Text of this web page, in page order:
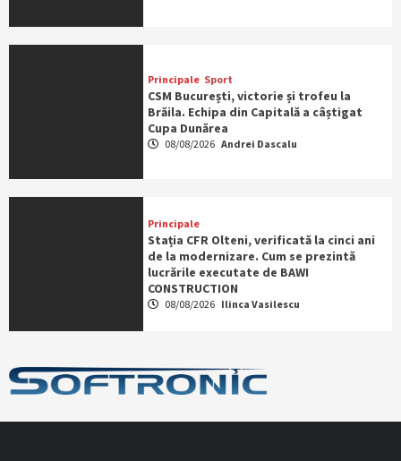
Principale Sport
CSM București, victorie și trofeu la
Brăila. Echipa din Capitală a câștigat
Cupa Dunărea
08/08/2026 Andrei Dascalu
Principale
Stația CFR Olteni, verificată la cinci ani
de la modernizare. Cum se prezintă
lucrările executate de BAWI
CONSTRUCTION
08/08/2026 Ilinca Vasilescu